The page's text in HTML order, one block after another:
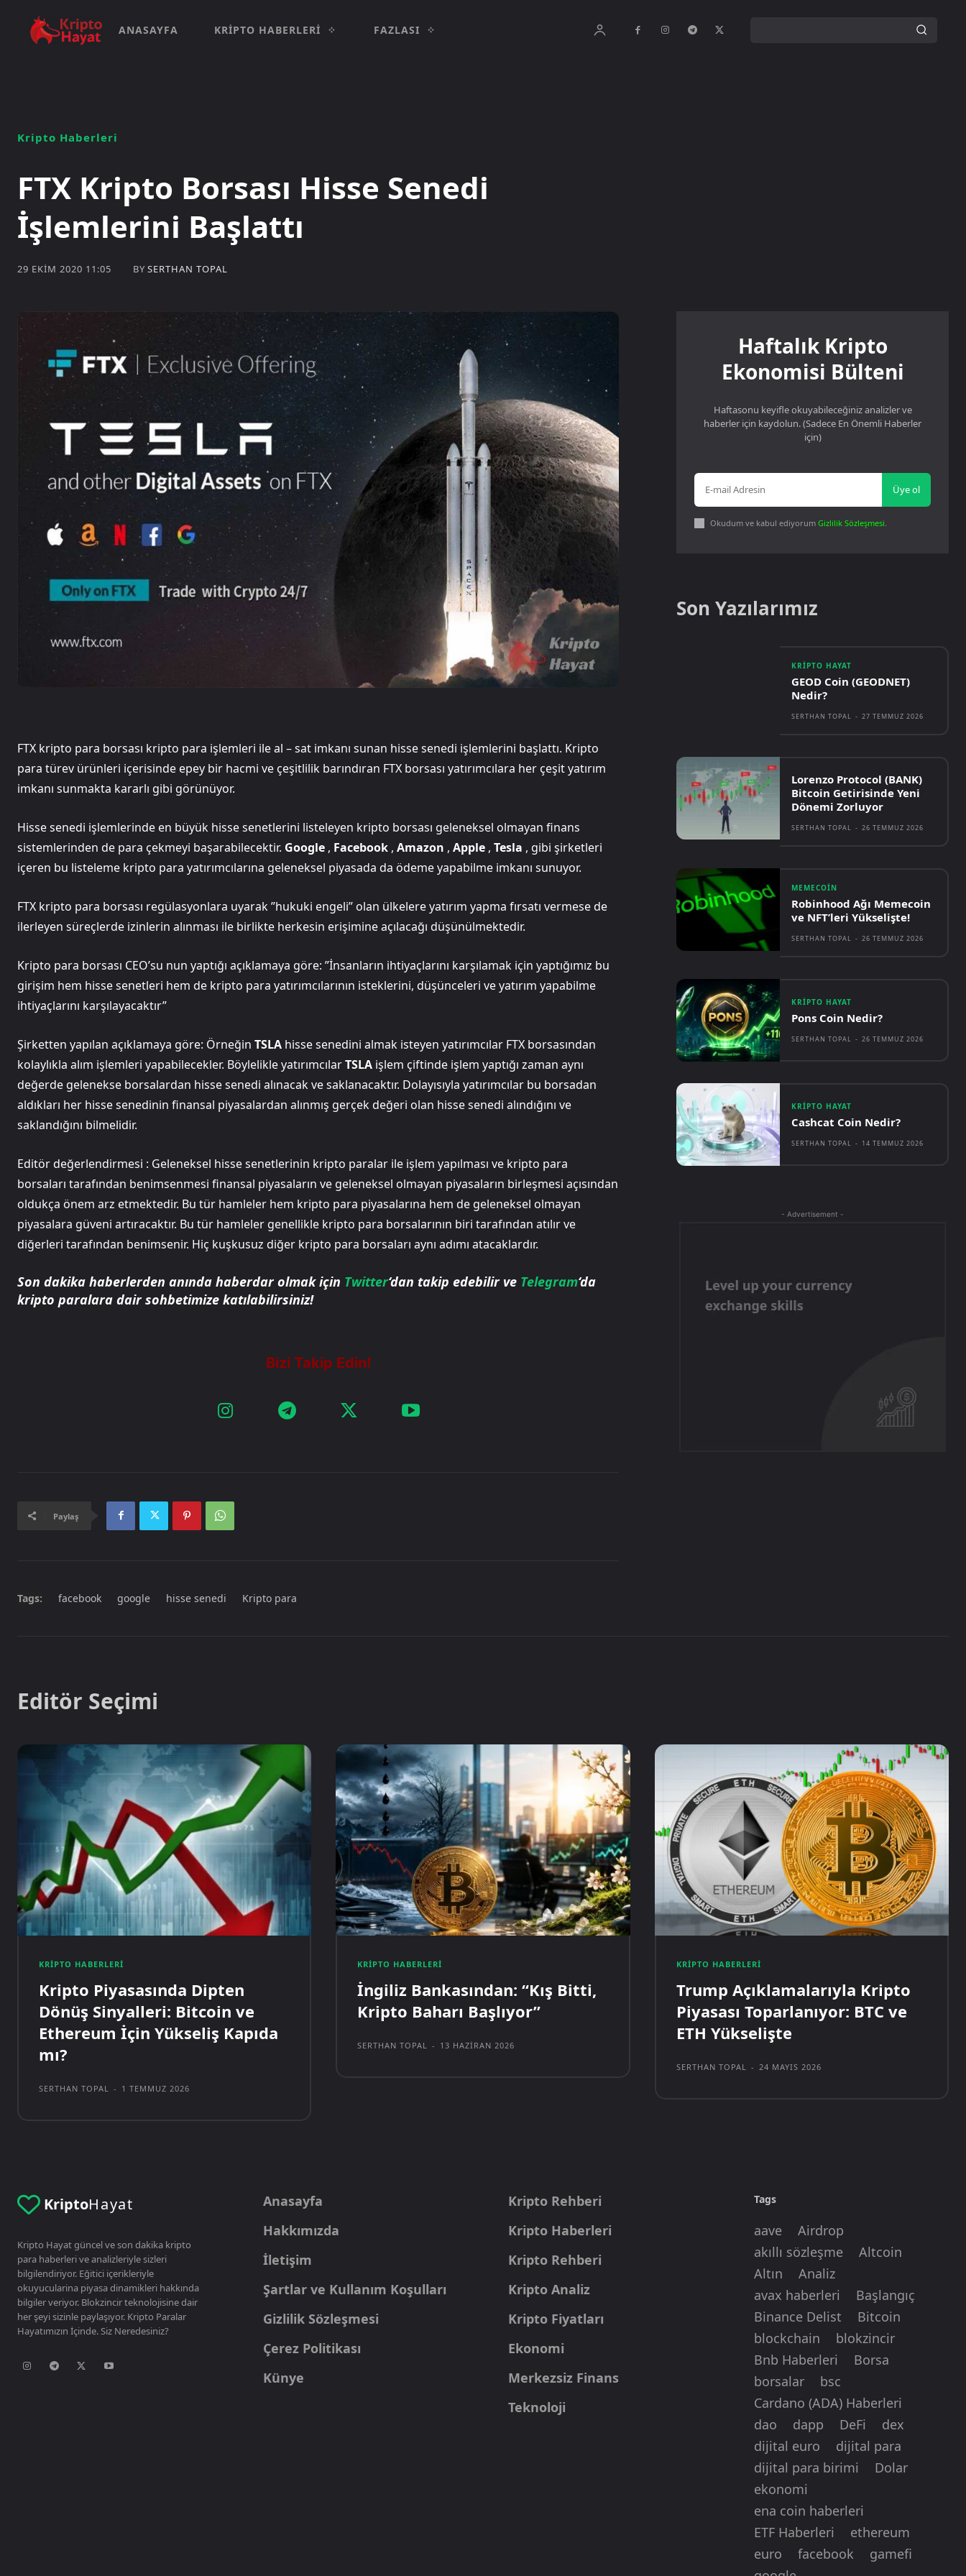
ANASAYFA KRIPTO HABERLERI FAZLASI
Kripto Haberleri
FTX Kripto Borsası Hisse Senedi
İşlemlerini Başlattı
29 EKIM 2020 11:05 BY SERTHAN TOPAL
FTX kripto para borsası kripto para işlemleri ile al – sat imkanı sunan hisse senedi işlemlerini başlattı. Kripto
para türev ürünleri içerisinde epey bir hacmi ve çeşitlilik barındıran FTX borsası yatırımcılara her çeşit yatırım
imkanı sunmakta kararlı gibi görünüyor.
Hisse senedi işlemlerinde en büyük hisse senetlerini listeleyen kripto borsası geleneksel olmayan finans
sistemlerinden de para çekmeyi başarabilecektir. Google , Facebook , Amazon , Apple , Tesla , gibi şirketleri
içeren bu listeleme kripto para yatırımcılarına geleneksel piyasada da ödeme yapabilme imkanı sunuyor.
FTX kripto para borsası regülasyonlara uyarak ”hukuki engeli” olan ülkelere yatırım yapma fırsatı vermese de
ilerleyen süreçlerde izinlerin alınması ile birlikte herkesin erişimine açılacağı düşünülmektedir.
Kripto para borsası CEO’su nun yaptığı açıklamaya göre: ”İnsanların ihtiyaçlarını karşılamak için yaptığımız bu
girişim hem hisse senetleri hem de kripto para yatırımcılarının isteklerini, düşünceleri ve yatırım yapabilme
ihtiyaçlarını karşılayacaktır”
Şirketten yapılan açıklamaya göre: Örneğin TSLA hisse senedini almak isteyen yatırımcılar FTX borsasından
kolaylıkla alım işlemleri yapabilecekler. Böylelikle yatırımcılarTSLA işlem çiftinde işlem yaptığı zaman aynı
değerde gelenekse borsalardan hisse senedi alınacak ve saklanacaktır. Dolayısıyla yatırımcılar bu borsadan
aldıkları her hisse senedinin finansal piyasalardan alınmış gerçek değeri olan hisse senedi alındığını ve
saklandığını bilmelidir.
Editör değerlendirmesi : Geleneksel hisse senetlerinin kripto paralar ile işlem yapılması ve kripto para
borsaları tarafından benimsenmesi finansal piyasaların ve geleneksel olmayan piyasaların birleşmesi açısından
oldukça önem arz etmektedir. Bu tür hamleler hem kripto para piyasalarına hem de geleneksel olmayan
piyasalara güveni artıracaktır. Bu tür hamleler genellikle kripto para borsalarının biri tarafından atılır ve
diğerleri tarafından benimsenir. Hiç kuşkusuz diğer kripto para borsaları aynı adımı atacaklardır.
Son dakika haberlerden anında haberdar olmak için Twitter‘dan takip edebilir ve Telegram‘da
kripto paralara dair sohbetimize katılabilirsiniz!
Paylaş
Tags: facebook google hisse senedi Kripto para
Haftalık Kripto
Ekonomisi Bülteni
Haftasonu keyifle okuyabileceğiniz analizler ve
haberler için kaydolun. (Sadece En Önemli Haberler
için)
Üye ol
Okudum ve kabul ediyorumGizlilik Sözleşmesi.
Son Yazılarımız
KRIPTO HAYAT
GEOD Coin (GEODNET)
Nedir?
SERTHAN TOPAL - 27 TEMMUZ 2026
Lorenzo Protocol (BANK)
Bitcoin Getirisinde Yeni
Dönemi Zorluyor
SERTHAN TOPAL - 26 TEMMUZ 2026
MEMECOIN
Robinhood Ağı Memecoin
ve NFT’leri Yükselişte!
SERTHAN TOPAL - 26 TEMMUZ 2026
KRIPTO HAYAT
Pons Coin Nedir?
SERTHAN TOPAL - 26 TEMMUZ 2026
KRIPTO HAYAT
Cashcat Coin Nedir?
SERTHAN TOPAL - 14 TEMMUZ 2026
- Advertisement -
Editör Seçimi
KRIPTO HABERLERI
Kripto Piyasasında Dipten
Dönüş Sinyalleri: Bitcoin ve
Ethereum İçin Yükseliş Kapıda
mı?
SERTHAN TOPAL - 1 TEMMUZ 2026
KRIPTO HABERLERI
İngiliz Bankasından: “Kış Bitti,
Kripto Baharı Başlıyor”
SERTHAN TOPAL - 13 HAZIRAN 2026
KRIPTO HABERLERI
Trump Açıklamalarıyla Kripto
Piyasası Toparlanıyor: BTC ve
ETH Yükselişte
SERTHAN TOPAL - 24 MAYIS 2026
KriptoHayat
Kripto Hayat güncel ve son dakika kripto
para haberleri ve analizleriyle sizleri
bilgilendiriyor. Eğitici içerikleriyle
okuyucularina piyasa dinamikleri hakkında
bilgiler veriyor. Blokzincir teknolojisine dair
her şeyi sizinle paylaşıyor. Kripto Paralar
Hayatımızın İçinde. Siz Neredesiniz?
Anasayfa
Hakkımızda
İletişim
Şartlar ve Kullanım Koşulları
Gizlilik Sözleşmesi
Çerez Politikası
Künye
Kripto Rehberi
Kripto Haberleri
Kripto Rehberi
Kripto Analiz
Kripto Fiyatları
Ekonomi
Merkezsiz Finans
Teknoloji
Tags
aave
Airdrop
akıllı sözleşme
Altcoin
Altın
Analiz
avax haberleri
Başlangıç
Binance Delist
Bitcoin
blockchain
blokzincir
Bnb Haberleri
Borsa
borsalar
bsc
Cardano (ADA) Haberleri
dao
dapp DeFi
dex
dijital euro
dijital para
dijital para birimi
Dolar
ekonomi
ena coin haberleri
ETF Haberleri
ethereum
euro
facebook
gamefi